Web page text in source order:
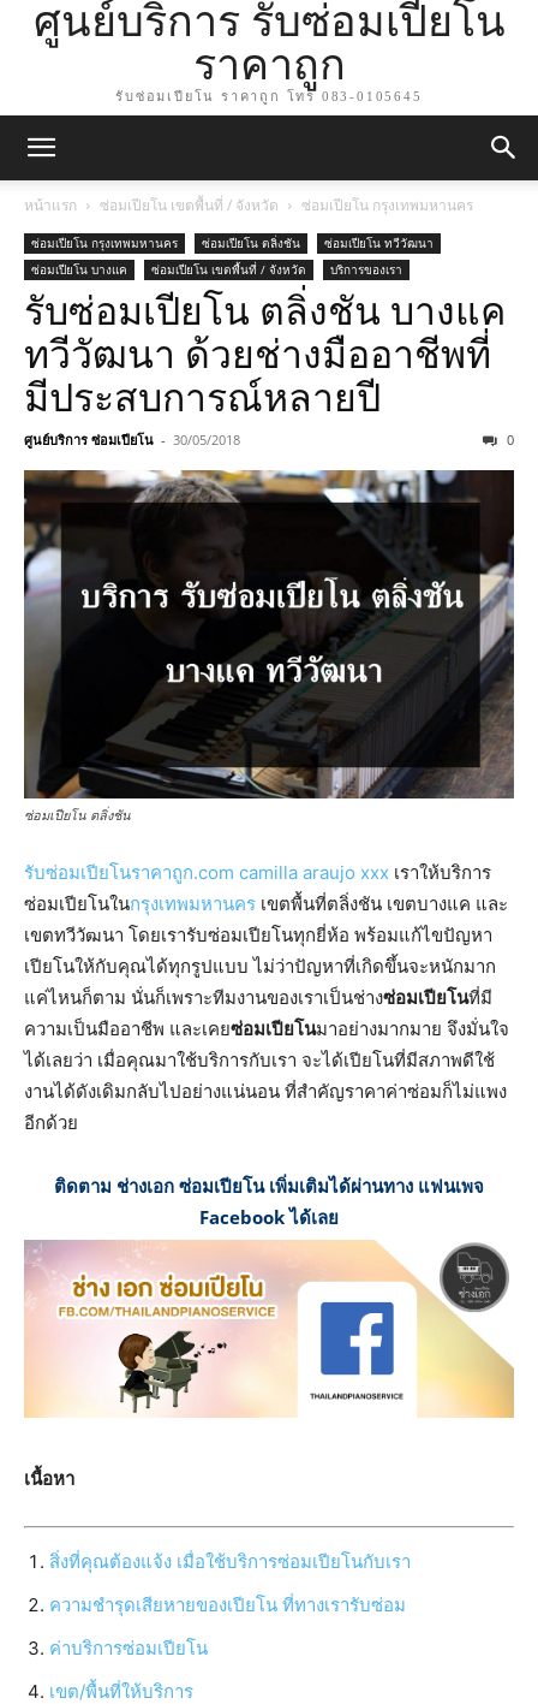
ศูนย์บริการ รับซ่อมเปียโน
ราคาถูก
รับซ่อมเปียโน ราคาถูก โทร 083-0105645
หน้าแรก ซ่อมเปียโน เขตพื้นที่ / จังหวัด ซ่อมเปียโน กรุงเทพมหานคร
ซ่อมเปียโน กรุงเทพมหานคร ซ่อมเปียโน ตลิ่งชัน
ซ่อมเปียโน ทวีวัฒนา
ซ่อมเปียโน บางแค
ซ่อมเปียโน เขตพื้นที่ / จังหวัด บริการของเรา
รับซ่อมเปียโน ตลิ่งชัน บางแค
ทวีวัฒนา ด้วยช่างมืออาชีพที่
มีประสบการณ์หลายปี
ศูนย์บริการ ซ่อมเปียโน - 30/05/2018 0
ซ่อมเปียโน ตลิ่งชัน
รับซ่อมเปียโนราคาถูก.com camilla araujo xxx เราให้บริการ
ซ่อมเปียโนในกรุงเทพมหานคร เขตพื้นที่ตลิ่งชัน เขตบางแค และ
เขตทวีวัฒนา โดยเรารับซ่อมเปียโนทุกยี่ห้อ พร้อมแก้ไขปัญหา
เปียโนให้กับคุณได้ทุกรูปแบบ ไม่ว่าปัญหาที่เกิดขึ้นจะหนักมาก
แค่ไหนก็ตาม นั่นก็เพราะทีมงานของเราเป็นช่างซ่อมเปียโนที่มี
ความเป็นมืออาชีพ และเคยซ่อมเปียโนมาอย่างมากมาย จึงมั่นใจ
ได้เลยว่า เมื่อคุณมาใช้บริการกับเรา จะได้เปียโนที่มีสภาพดีใช้
งานได้ดังเดิมกลับไปอย่างแน่นอน ที่สำคัญราคาค่าซ่อมก็ไม่แพง
อีกด้วย
ติดตาม ช่างเอก ซ่อมเปียโน เพิ่มเติมได้ผ่านทาง แฟนเพจ
Facebook ได้เลย
เนื้อหา
สิ่งที่คุณต้องแจ้ง เมื่อใช้บริการซ่อมเปียโนกับเรา
ความชำรุดเสียหายของเปียโน ที่ทางเรารับซ่อม
ค่าบริการซ่อมเปียโน
เขต/พื้นที่ให้บริการ